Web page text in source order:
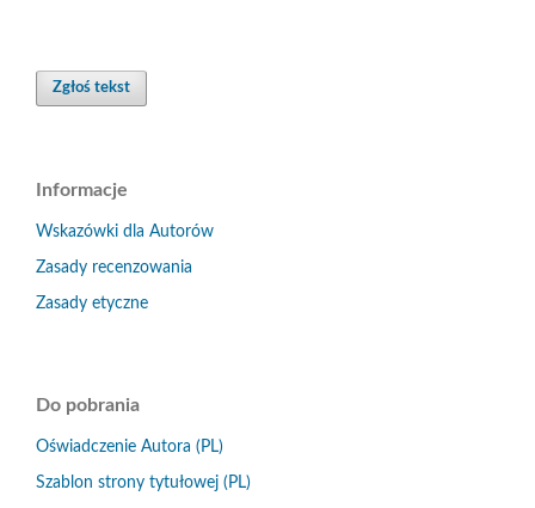
Zgłoś tekst
Informacje
Wskazówki dla Autorów
Zasady recenzowania
Zasady etyczne
Do pobrania
Oświadczenie Autora (PL)
Szablon strony tytułowej (PL)